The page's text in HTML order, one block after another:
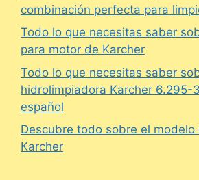
combinación perfecta para
Todo lo que necesitas saber
para motor de Karcher
Todo lo que necesitas saber
hidrolimpiadora Karcher 6.295-
español
Descubre todo sobre el
Karcher